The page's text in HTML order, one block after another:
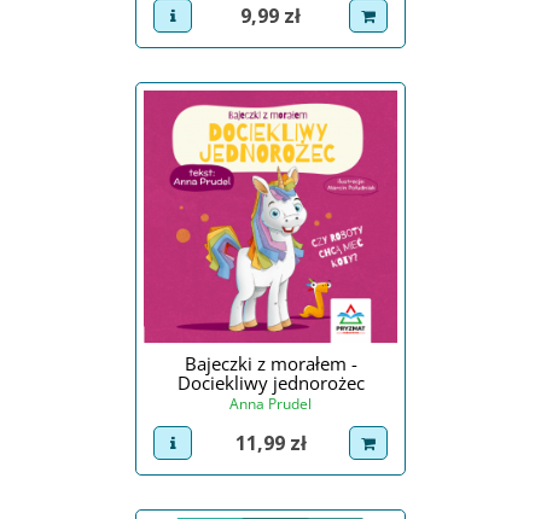
view product
Cena
9,99 zł dodaj do koszyka
Bajeczki z morałem -
Dociekliwy jednorożec
Anna Prudel
view product
Cena
11,99 zł dodaj do koszyka